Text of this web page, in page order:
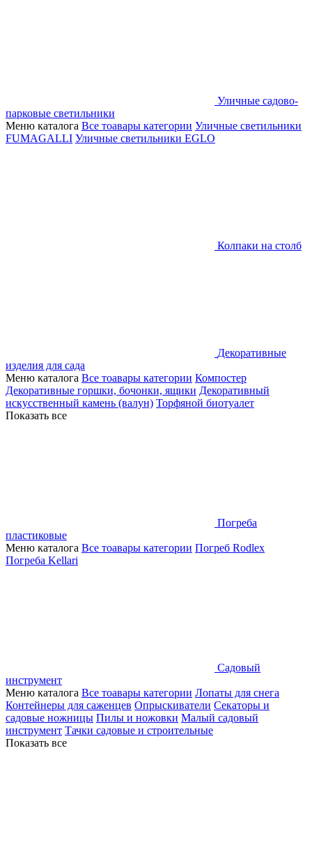
Уличные садово-
парковые светильники
Меню каталога Все тоавары категории Уличные светильники
FUMAGALLI Уличные светильники EGLO
Колпаки на столб
Декоративные
изделия для сада
Меню каталога Все тоавары категории Компостер
Декоративные горшки, бочонки, ящики Декоративный
искусственный камень (валун) Торфяной биотуалет
Показать все
Погреба
пластиковые
Меню каталога Все тоавары категории Погреб Rodlex
Погреба Kellari
Садовый
инструмент
Меню каталога Все тоавары категории Лопаты для снега
Контейнеры для саженцев Опрыскиватели Секаторы и
садовые ножницы Пилы и ножовки Малый садовый
инструмент Тачки садовые и строительные
Показать все